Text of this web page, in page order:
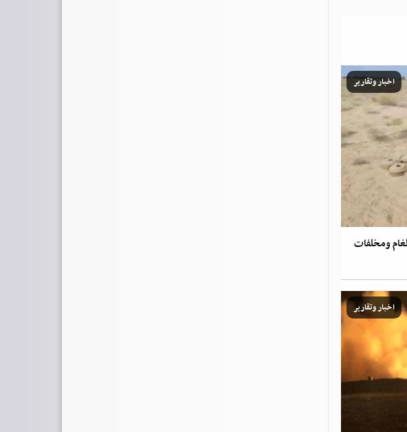
اخبار وتقارير
ومخلفات
اخبار وتقارير